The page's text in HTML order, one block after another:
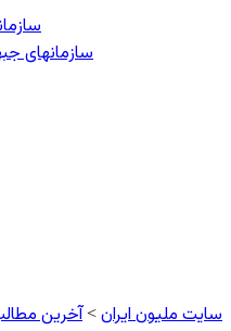
-
- سازمانهای
سایت ملیون ایران >آخرین